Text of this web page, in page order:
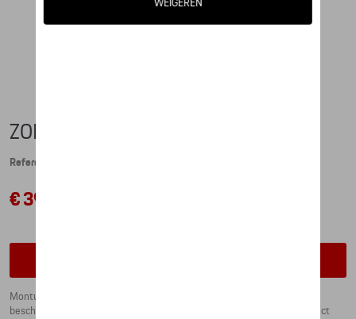
ZONNEBRIL P´8478 GOLD
Referentie: WAP0784780JA69
€ 396,55
Montuur in Light Gold. Brilglazen in polycarbonaat met 100% UV
bescherming, bruin. Vervangglazen in licht blauw/zilver met spiegeleffect